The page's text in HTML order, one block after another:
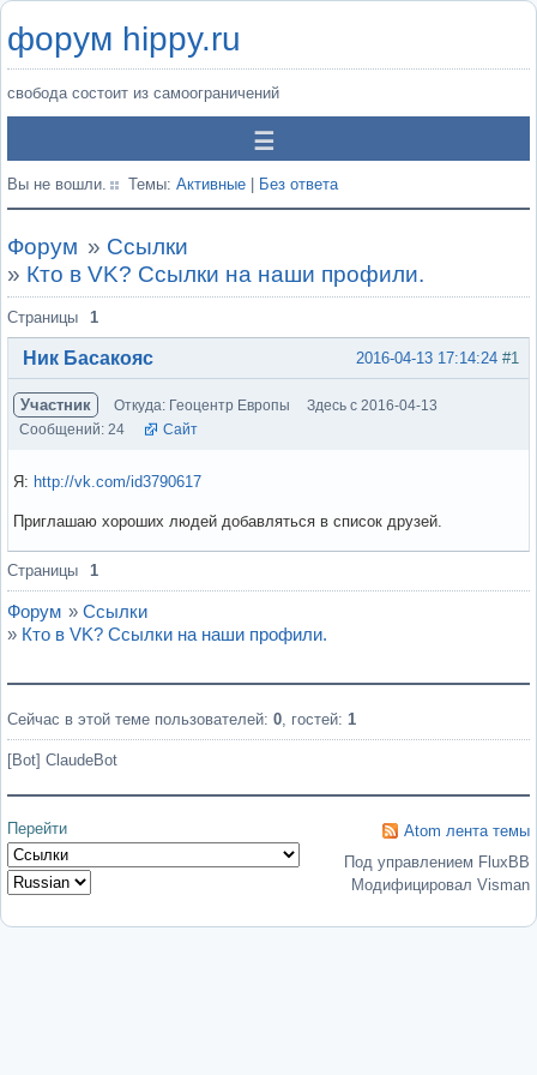
форум hippy.ru
свобода состоит из самоограничений
Вы не вошли. Темы: Активные Без ответа
Форум » Ссылки
» Кто в VK? Ссылки на наши профили.
Страницы 1
#1
2016-04-13 17:14:24
Ник Басакояс
Участник Откуда: Геоцентр Европы
Здесь с 2016-04-13
Сообщений: 24
Сайт
Я: http://vk.com/id3790617
Приглашаю хороших людей добавляться в список друзей.
Вне форума
Страницы 1
Форум » Ссылки
» Кто в VK? Ссылки на наши профили.
Сейчас в этой теме пользователей: 0 , гостей: 1
[Bot] ClaudeBot
Перейти
Atom лента темы
Под управлением FluxBB
Модифицировал Visman